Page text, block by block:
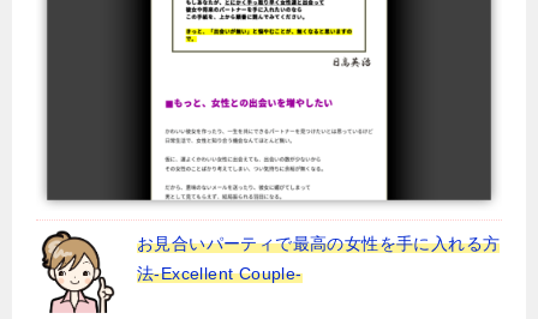
お見合いパーティで最高の女性を手に入れる方
法-Excellent Couple-